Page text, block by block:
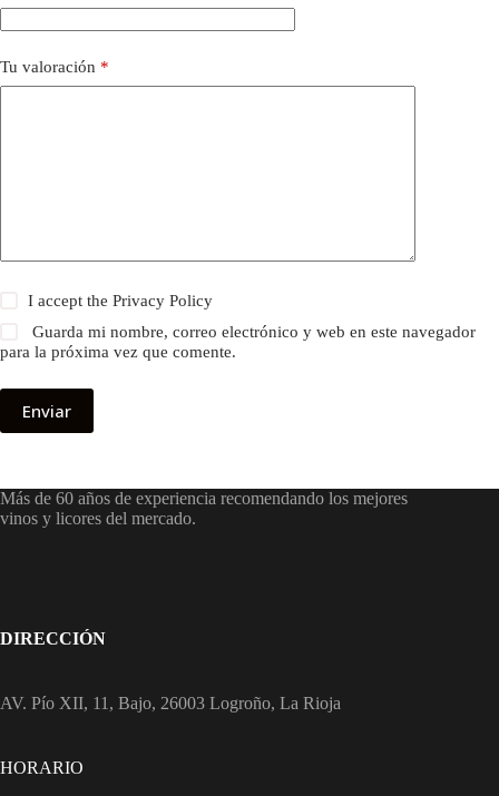
Tu valoración *
I accept thePrivacy Policy
Guarda mi nombre, correo electrónico y web en este navegador
para la próxima vez que comente.
Enviar
Más de 60 años de experiencia recomendando los mejores
vinos y licores del mercado.
DIRECCIÓN
AV. Pío XII, 11, Bajo, 26003 Logroño, La Rioja
HORARIO